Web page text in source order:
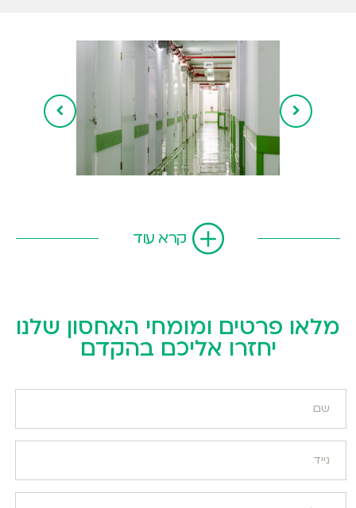
קרא עוד
מלאו פרטים ומומחי האחסון שלנו
יחזרו אליכם בהקדם